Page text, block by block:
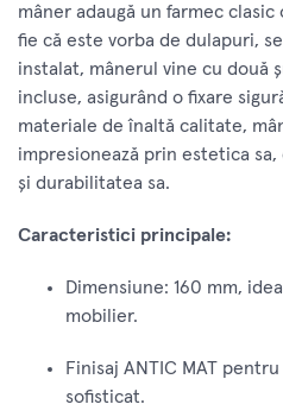
mâner adaugă un farmec
fie că este vorba de dulapuri,
instalat, mânerul vine cu două
incluse, asigurând o fixare
materiale de înaltă calitate,
impresionează prin estetica
și durabilitatea sa.
Caracteristici principale:
Dimensiune: 160 mm,
mobilier.
Finisaj ANTIC MAT
sofisticat.